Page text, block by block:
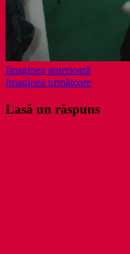
Imaginea anterioară
Imaginea următoare
Lasă un răspuns